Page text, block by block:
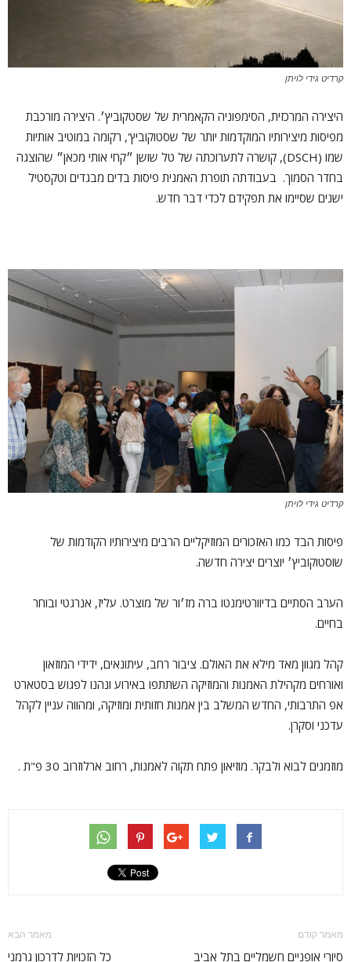
קרדיט גידי לויתן
היצירה המרכזית, הסימפוניה הקאמרית של שסטקוביץ׳. היצירה מורכבת
מפיסות מיצירותיו המוקדמות יותר של שסטוקוביץ', רקומה במוטיב אותיות
שמו (DSCH), קושרה לתערוכתה של טל שושן ״קחי אותי מכאן״ שהוצגה
בחדר הסמוך. בעבודתה תופרת האמנית פיסות בדים מבגדים וטקסטיל
ישנים שסיימו את תפקידם לכדי דבר חדש.
קרדיט גידי לויתן
פיסות הבד כמו האזכורים המוזיקליים הרבים מיצירותיו הקודמות של
שוסטוקוביץ׳ יוצרים יצירה חדשה.
הערב הסתיים בדיוורטימנטו ברה מז׳ור של מוצרט. עליז, אנרגטי ובוחר
בחיים.
קהל מגוון מאד מילא את האולם. ציבור רחב, עיתונאים, ידידי המוזאון
ואורחים מקהילת האמנות והמוזיקה השתתפו באירוע ונהנו לפגוש בסטארט
אפ התרבותי, החדש המשלב בין אמנות חזותית ומוזיקה, ומהווה עניין לקהל
עדכני וסקרן.
מוזמנים לבוא ולבקר. מוזיאון פתח תקוה לאמנות, רחוב ארלוזרוב 30 פ"ת .
מאמר קודם
סיורי אופניים חשמליים בתל אביב
מאמר הבא
כל הזכויות לדרכון גרמני